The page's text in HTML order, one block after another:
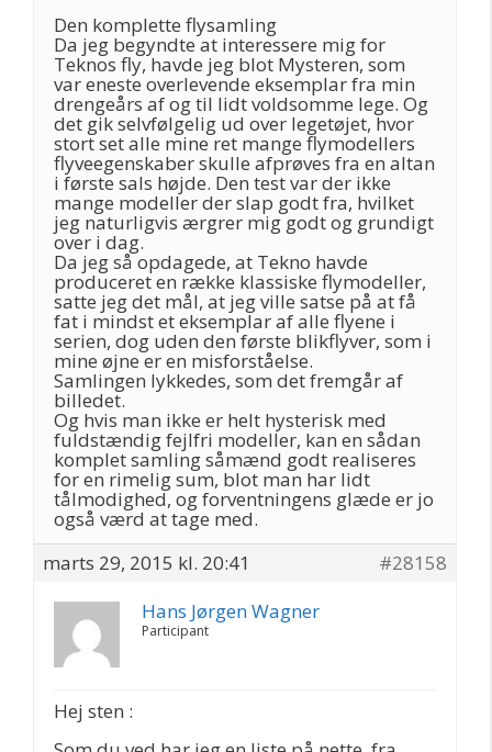
Den komplette flysamling
Da jeg begyndte at interessere mig for
Teknos fly, havde jeg blot Mysteren, som
var eneste overlevende eksemplar fra min
drengeårs af og til lidt voldsomme lege. Og
det gik selvfølgelig ud over legetøjet, hvor
stort set alle mine ret mange flymodellers
flyveegenskaber skulle afprøves fra en altan
i første sals højde. Den test var der ikke
mange modeller der slap godt fra, hvilket
jeg naturligvis ærgrer mig godt og grundigt
over i dag.
Da jeg så opdagede, at Tekno havde
produceret en række klassiske flymodeller,
satte jeg det mål, at jeg ville satse på at få
fat i mindst et eksemplar af alle flyene i
serien, dog uden den første blikflyver, som i
mine øjne er en misforståelse.
Samlingen lykkedes, som det fremgår af
billedet.
Og hvis man ikke er helt hysterisk med
fuldstændig fejlfri modeller, kan en sådan
komplet samling såmænd godt realiseres
for en rimelig sum, blot man har lidt
tålmodighed, og forventningens glæde er jo
også værd at tage med.
marts 29, 2015 kl. 20:41
#28158
Hans Jørgen Wagner
Participant
Hej sten :